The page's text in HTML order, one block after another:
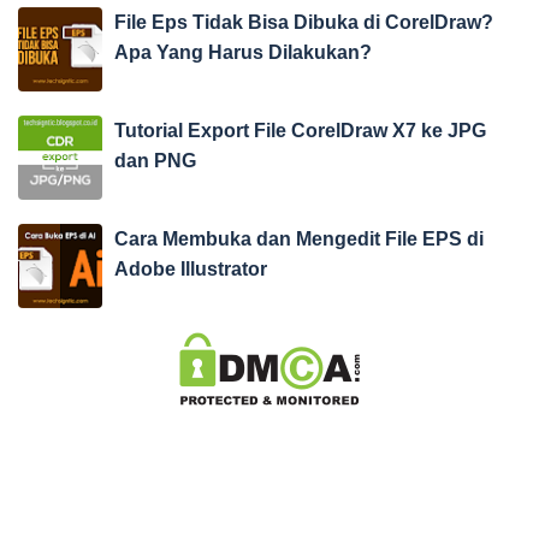
File Eps Tidak Bisa Dibuka di CorelDraw?
Apa Yang Harus Dilakukan?
Tutorial Export File CorelDraw X7 ke JPG
dan PNG
Cara Membuka dan Mengedit File EPS di
Adobe Illustrator